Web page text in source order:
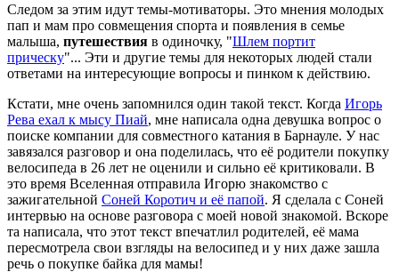
Следом за этим идут темы-мотиваторы. Это мнения молодых
пап и мам про совмещения спорта и появления в семье
малыша, путешествия в одиночку, "Шлем портит
прическу"... Эти и другие темы для некоторых людей стали
ответами на интересующие вопросы и пинком к действию.
Кстати, мне очень запомнился один такой текст. Когда Игорь
Рева ехал к мысу Пиай, мне написала одна девушка вопрос о
поиске компании для совместного катания в Барнауле. У нас
завязался разговор и она поделилась, что её родители покупку
велосипеда в 26 лет не оценили и сильно её критиковали. В
это время Вселенная отправила Игорю знакомство с
зажигательной Соней Коротич и её папой. Я сделала с Соней
интервью на основе разговора с моей новой знакомой. Вскоре
та написала, что этот текст впечатлил родителей, её мама
пересмотрела свои взгляды на велосипед и у них даже зашла
речь о покупке байка для мамы!